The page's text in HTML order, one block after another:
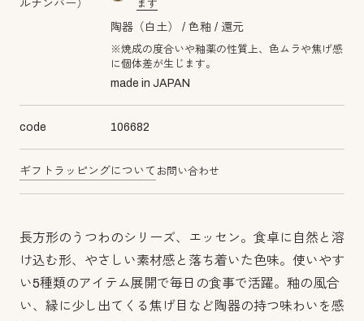
ルナンバー）
ます
陶器（白土） 色釉 還元
※焼成の度合いや釉薬の性質上、色ムラや焦げ感
に個体差が生じます。
made in JAPAN
code 106682
ギフトラッピングについて お問い合わせ
長方形のうつわのシリーズ、エッセン。食卓に自然と溶
け込む形、やさしい素材感と落ち着いた色味。使いやす
い5種類のアイテム展開で毎日の食事で活躍。釉の風合
い、縁に少し出てくる焦げ目など陶器の持つ味わいを感